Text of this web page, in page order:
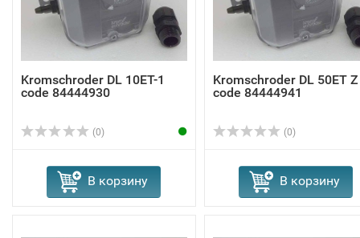
Kromschroder DL 10ET-1
code 84444930
(0)
В корзину
Kromschroder DL 50ET Z
code 84444941
(0)
В корзину